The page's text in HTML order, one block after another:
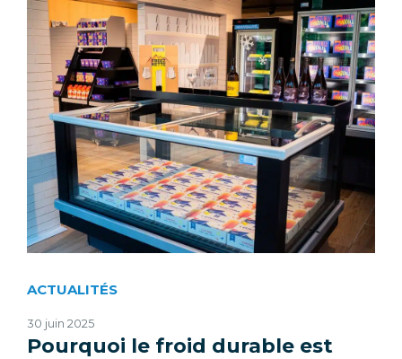
ACTUALITÉS
30 juin 2025
Pourquoi le froid durable est